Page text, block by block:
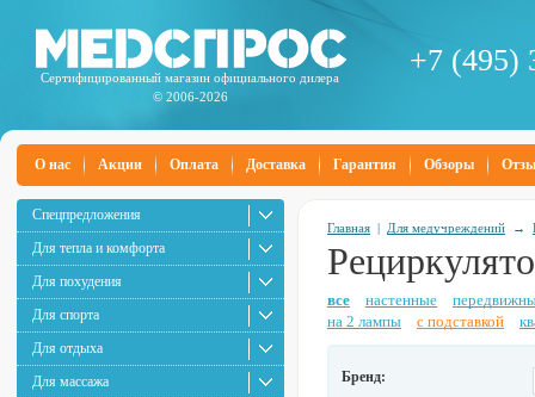
Сертифицированный магазин официального дилера
© 2006-2026
+7 (495)
О нас Акции Оплата Доставка Гарантия Обзоры
Спецпредложения
Для тепла и комфорта
Для похудения
Для спорта
Для отдыха
Для массажа
Главная | Для медучреждений →
все настенные
на 2 лампы
с подставкой
Бренд: